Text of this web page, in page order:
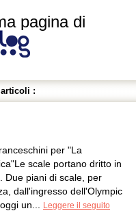
pagina di
:
per "La
scale portano dritto in
Due piani di scale, per
dall'ingresso dell'Olympic
un...
Leggere il seguito